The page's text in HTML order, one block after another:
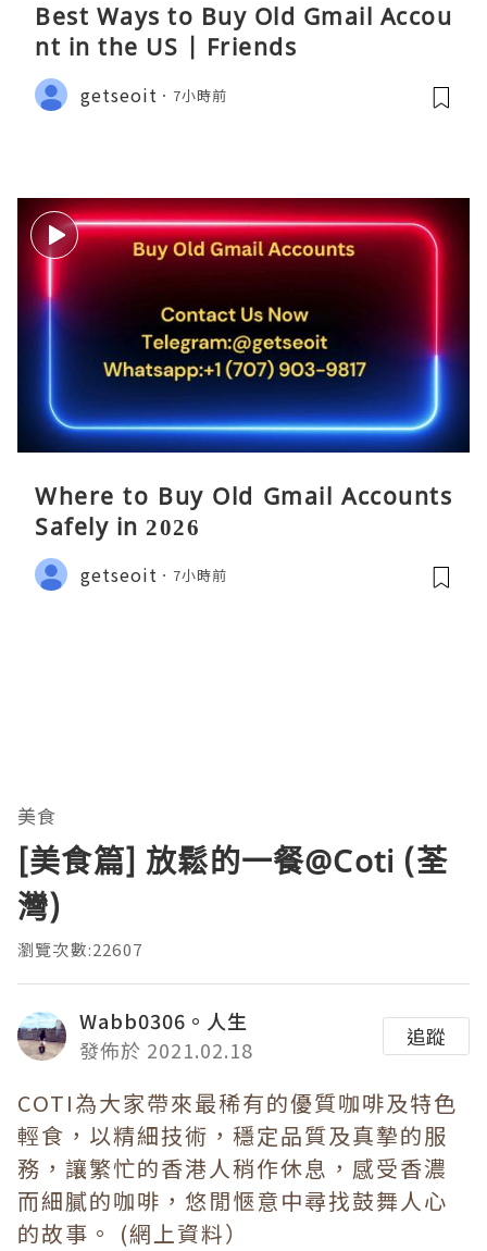
Best Ways to Buy Old Gmail Accou
nt in the US | Friends
getseoit 7小時前
Where to Buy Old Gmail Accounts
Safely in 2026
getseoit 7小時前
美食
[美食篇] 放鬆的一餐@Coti (荃
灣)
瀏覽次數:22607
Wabb0306。人生
發佈於 2021.02.18
追蹤
COTI為大家帶來最稀有的優質咖啡及特色
輕食，以精細技術，穩定品質及真摯的服
務，讓繁忙的香港人稍作休息，感受香濃
而細膩的咖啡，悠閒愜意中尋找鼓舞人心
的故事。 (網上資料）